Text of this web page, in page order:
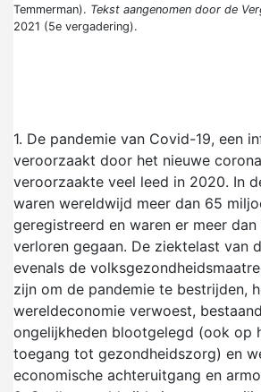
Temmerman). Tekst aangenomen door de
2021 (5e vergadering).
1. De pandemie van Covid-19, een
veroorzaakt door het nieuwe
veroorzaakte veel leed in 2020. In
waren wereldwijd meer dan 65
geregistreerd en waren er meer dan
verloren gegaan. De ziektelast van
evenals de
zijn om de pandemie te bestrijden,
wereldeconomie verwoest,
ongelijkheden blootgelegd (ook op
toegang tot gezondheidszorg) en
economische achteruitgang en